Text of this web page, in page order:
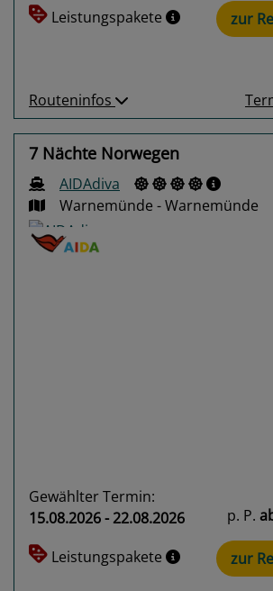
Leistungspakete
zur
Routeninfos
7 Nächte Norwegen
AIDAdiva
Warnemünde - Warnemünde
Gewählter Termin:
15.08.2026 - 22.08.2026
Leistungspakete
p. P.
zur